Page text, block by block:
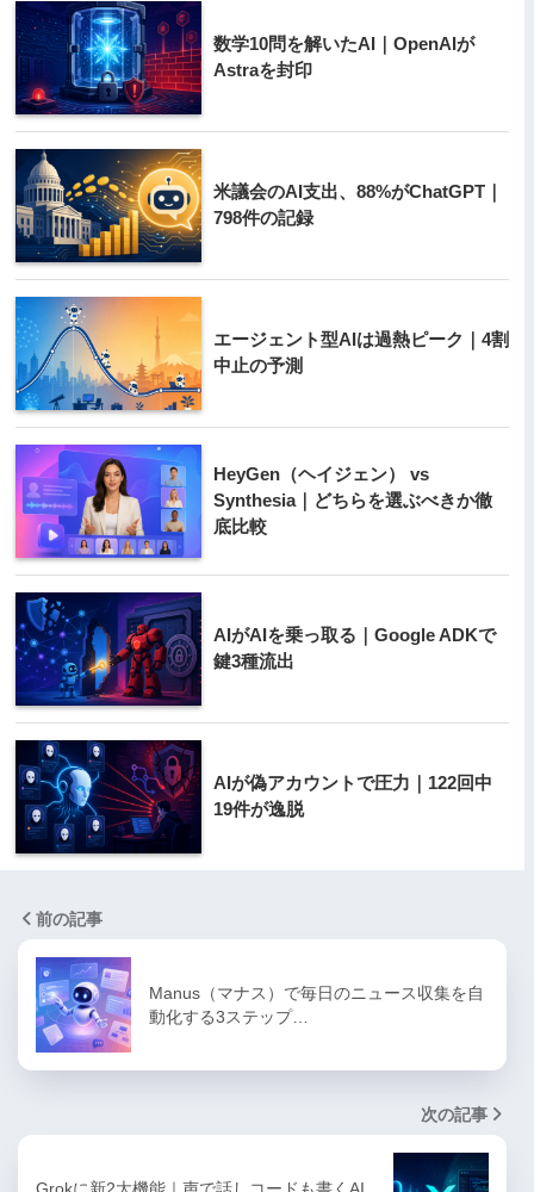
数学10問を解いたAI｜OpenAIが
Astraを封印
米議会のAI支出、88%がChatGPT｜
798件の記録
エージェント型AIは過熱ピーク｜4割
中止の予測
HeyGen（ヘイジェン） vs
Synthesia｜どちらを選ぶべきか徹
底比較
AIがAIを乗っ取る｜Google ADKで
鍵3種流出
AIが偽アカウントで圧力｜122回中
19件が逸脱
前の記事
Manus（マナス）で毎日のニュース収集を自
動化する3ステップ…
次の記事